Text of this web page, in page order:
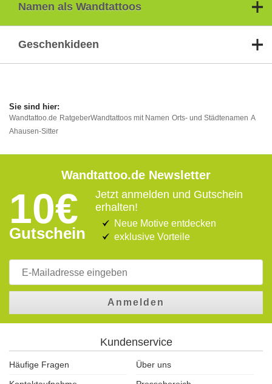
Namen als Wandtattoos
Geschenkideen
Wandtattoo.de RatgeberWandtattoos mit Namen Orts- und Städtenamen A
Ahausen-Sitter
Wandtattoo.de Newsletter
10€
Gutschein
Jetzt anmelden und Gutschein
erhalten!
Neue Motive entdecken
exklusive Vorteile
Anmelden
Kundenservice
Häufige Fragen
Über uns